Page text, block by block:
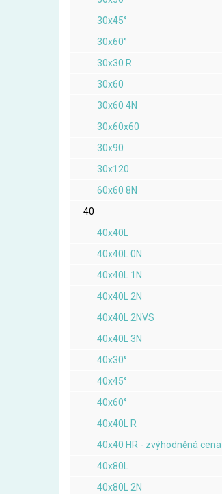
30x45°
30x60°
30x30 R
30x60
30x60 4N
30x60x60
30x90
30x120
60x60 8N
40
40x40L
40x40L 0N
40x40L 1N
40x40L 2N
40x40L 2NVS
40x40L 3N
40x30°
40x45°
40x60°
40x40L R
40x40 HR - zvýhodněná cena
40x80L
40x80L 2N